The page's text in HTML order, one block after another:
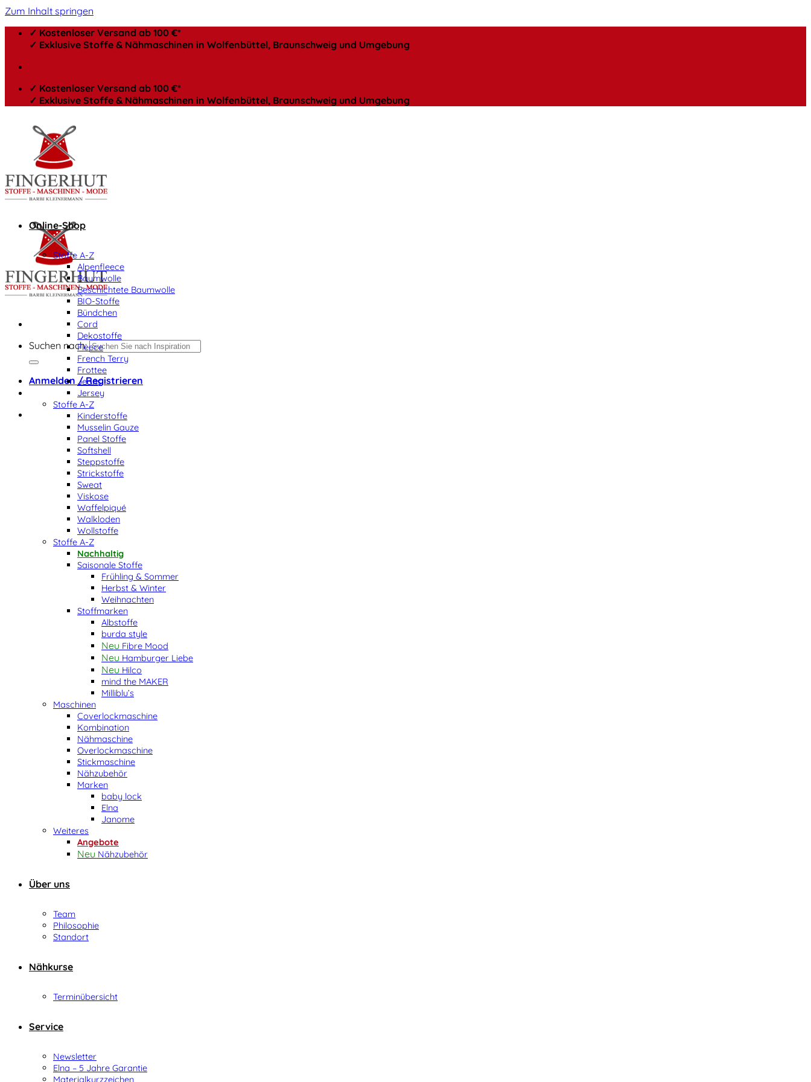
Zum Inhalt springen
✓ Kostenloser Versand ab 100 €*
✓ Exklusive Stoffe & Nähmaschinen in Wolfenbüttel, Braunschweig und Umgebung
✓ Kostenloser Versand ab 100 €*
✓ Exklusive Stoffe & Nähmaschinen in Wolfenbüttel, Braunschweig und Umgebung
Suchen nach:
Anmelden / Registrieren
Online-Shop
Stoffe A-Z
Alpenfleece
Baumwolle
Beschichtete Baumwolle
BIO-Stoffe
Bündchen
Cord
Dekostoffe
Fleece
French Terry
Frottee
Jeans
Jersey
Stoffe A-Z
Kinderstoffe
Musselin Gauze
Panel Stoffe
Softshell
Steppstoffe
Strickstoffe
Sweat
Viskose
Waffelpiqué
Walkloden
Wollstoffe
Stoffe A-Z
Nachhaltig
Saisonale Stoffe
Frühling & Sommer
Herbst & Winter
Weihnachten
Stoffmarken
Albstoffe
burda style
Fibre Mood
Hamburger Liebe
Hilco
mind the MAKER
Milliblu’s
Maschinen
Coverlockmaschine
Kombination
Nähmaschine
Overlockmaschine
Stickmaschine
Nähzubehör
Marken
baby lock
Elna
Janome
Weiteres
Angebote
Nähzubehör
Über uns
Team
Philosophie
Standort
Nähkurse
Terminübersicht
Service
Newsletter
Elna – 5 Jahre Garantie
Materialkurzzeichen